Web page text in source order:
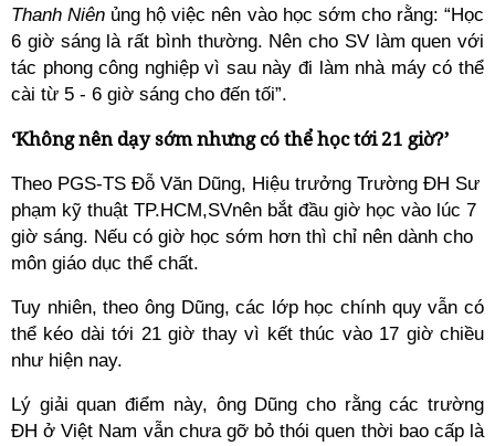
Thanh Niên ủng hộ việc nên vào học sớm cho rằng: “Học
6 giờ sáng là rất bình thường. Nên cho SV làm quen với
tác phong công nghiệp vì sau này đi làm nhà máy có thể
cài từ 5 - 6 giờ sáng cho đến tối”.
‘Không nên dạy sớm nhưng có thể học tới 21 giờ?’
Theo PGS-TS Đỗ Văn Dũng, Hiệu trưởng Trường ĐH Sư
phạm kỹ thuật TP.HCM,SVnên bắt đầu giờ học vào lúc 7
giờ sáng. Nếu có giờ học sớm hơn thì chỉ nên dành cho
môn giáo dục thể chất.
Tuy nhiên, theo ông Dũng, các lớp học chính quy vẫn có
thể kéo dài tới 21 giờ thay vì kết thúc vào 17 giờ chiều
như hiện nay.
Lý giải quan điểm này, ông Dũng cho rằng các trường
ĐH ở Việt Nam vẫn chưa gỡ bỏ thói quen thời bao cấp là